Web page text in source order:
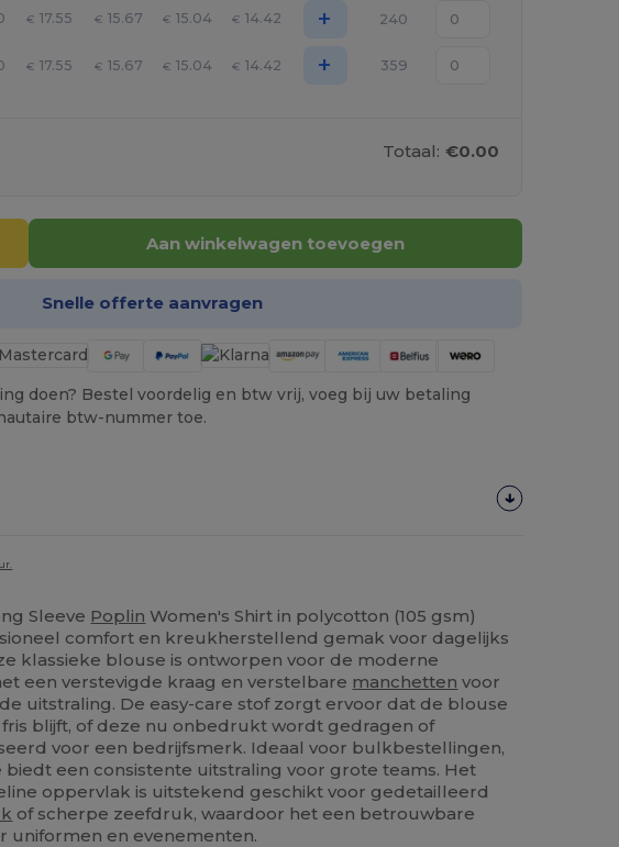
€ 17.55 € 15.67 € 15.04 € 14.42 + 240
€ 17.55 € 15.67 € 15.04 € 14.42 + 359
Totaal: €0.00
Aan winkelwagen toevoegen
Snelle offerte aanvragen
doen? Bestel voordelig en btw vrij, voeg bij uw betaling
btw-nummer toe.
Sleeve Poplin Women's Shirt in polycotton (105 gsm)
comfort en kreukherstellend gemak voor dagelijks
klassieke blouse is ontworpen voor de moderne
een verstevigde kraag en verstelbare manchetten voor
uitstraling. De easy-care stof zorgt ervoor dat de blouse
blijft, of deze nu onbedrukt wordt gedragen of
voor een bedrijfsmerk. Ideaal voor bulkbestellingen,
biedt een consistente uitstraling voor grote teams. Het
oppervlak is uitstekend geschikt voor gedetailleerd
of scherpe zeefdruk, waardoor het een betrouwbare
uniformen en evenementen.